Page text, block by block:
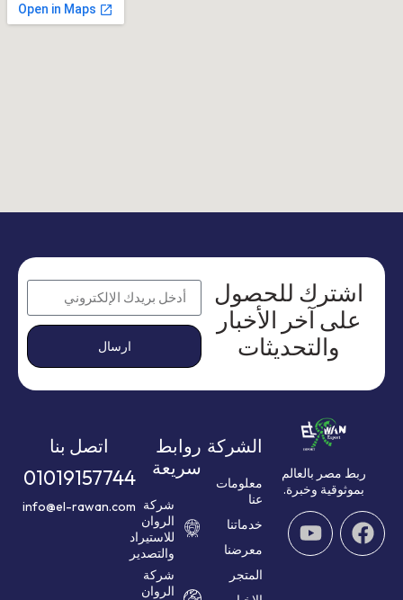
اشترك للحصول
على آخر الأخبار
والتحديثات
ارسال
ربط مصر بالعالم
بموثوقية وخبرة.
الشركة
معلومات
عنا
خدماتنا
معرضنا
المتجر
روابط
سريعة
شركة
الروان
للاستيراد
والتصدير
شركة
الروان
اتصل بنا
01019157744
info@el-rawan.com